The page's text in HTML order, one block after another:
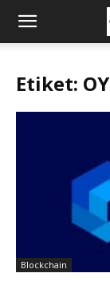
Blockchain
Etiket:
Blockchain